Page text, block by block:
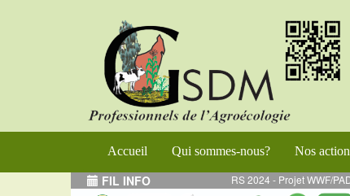
Accueil Qui sommes-nous? Nos
FIL INFO
des Jeunes Ruraux (PROGRES) MARS 2024 - Projet WWF/PADAP 2 :